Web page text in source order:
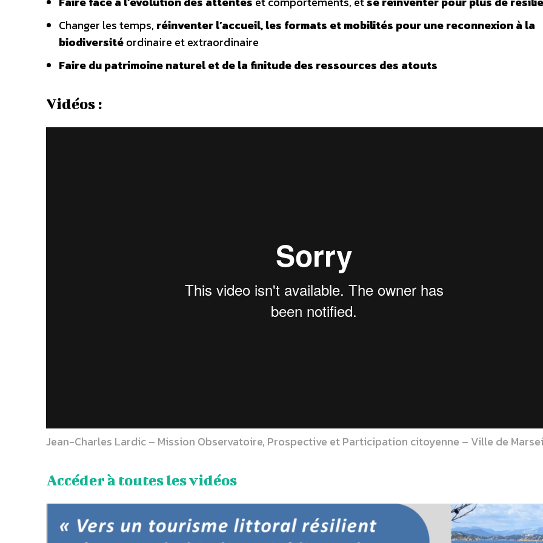
Changer les temps, réinventer l’accueil, les formats et mobilités pour une reconnexion à la
biodiversitéordinaire et extraordinaire
Faire du patrimoine naturel et de la finitude des ressources des atouts
Vidéos :
Jean-Charles Lardic – Mission Observatoire, Prospective et Participation citoyenne – Ville de
Accéder à toutes les vidéos